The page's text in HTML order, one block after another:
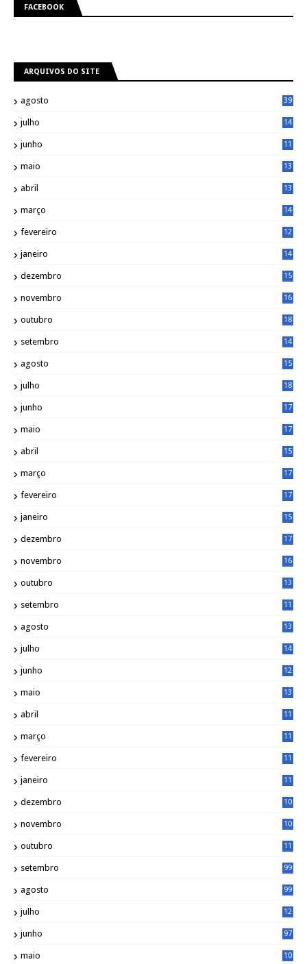
FACEBOOK
ARQUIVOS DO SITE
agosto 39
julho
14
junho
11
maio
13
abril
13
março
14
fevereiro
12
janeiro
14
dezembro
15
novembro
16
outubro
18
setembro
14
agosto
15
julho
18
junho
17
maio
17
abril
15
março
17
fevereiro
17
janeiro
15
dezembro
17
novembro
16
outubro
13
setembro
11
agosto
13
julho
14
junho
12
maio
13
abril
11
março
11
fevereiro
11
janeiro
11
dezembro
10
novembro
10
outubro
11
setembro 99
agosto 99
julho
12
junho 97
maio
10